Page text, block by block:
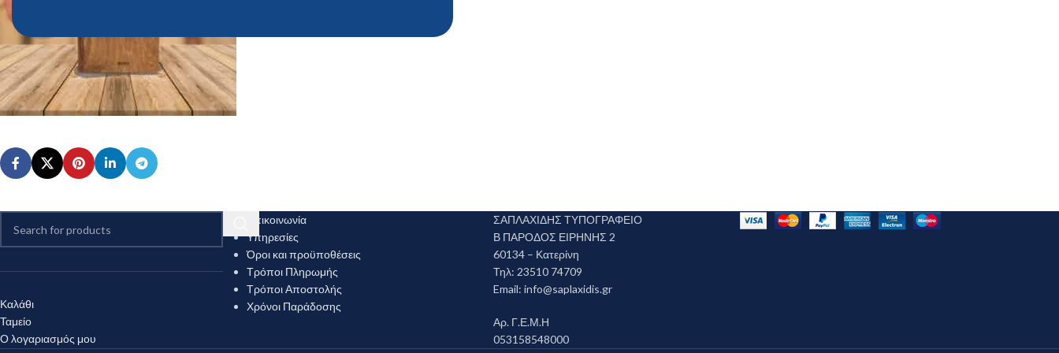
Καλάθι
Ταμείο
Ο λογαριασμός μου
Επικοινωνία
Υπηρεσίες
Όροι και προϋποθέσεις
Τρόποι Πληρωμής
Τρόποι Αποστολής
Χρόνοι Παράδοσης
ΣΑΠΛΑΧΙΔΗΣ ΤΥΠΟΓΡΑΦΕΙΟ
Β ΠΑΡΟΔΟΣ ΕΙΡΗΝΗΣ 2
60134 – Κατερίνη
Τηλ: 23510 74709
Email: info@saplaxidis.gr
Αρ. Γ.Ε.Μ.Η
053158548000